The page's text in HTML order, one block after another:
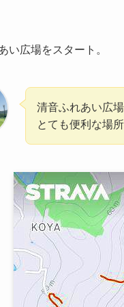
い広場をスタート。
清音ふれあい広
とても便利な場所